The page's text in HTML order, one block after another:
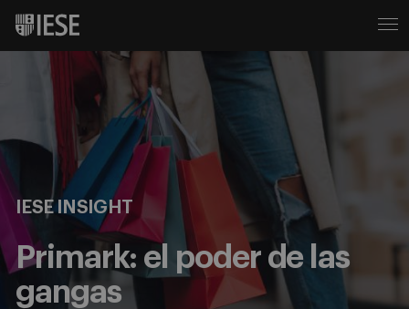
IESE INSIGHT
Primark: el poder de las
gangas